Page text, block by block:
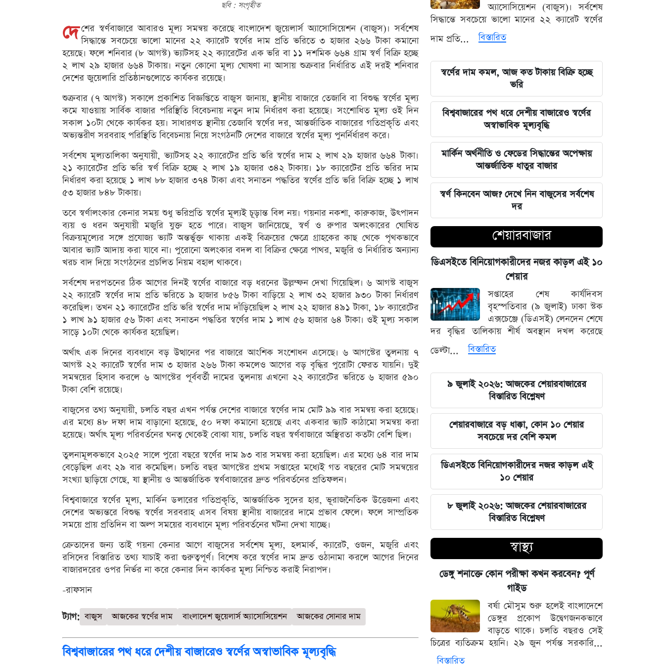
ছবি : সংগৃহীত
দে শের স্বর্ণবাজারে আবারও মূল্য সমন্বয় করেছে বাংলাদেশ জুয়েলার্স অ্যাসোসিয়েশন (বাজুস)। সর্বশেষ
সিদ্ধান্তে সবচেয়ে ভালো মানের ২২ ক্যারেট স্বর্ণের দাম প্রতি ভরিতে ৩ হাজার ২৬৬ টাকা কমানো
হয়েছে। ফলে শনিবার (৮ আগস্ট) ভ্যাটসহ ২২ ক্যারেটের এক ভরি বা ১১ দশমিক ৬৬৪ গ্রাম স্বর্ণ বিক্রি হচ্ছে
২ লাখ ২৯ হাজার ৬৬৪ টাকায়। নতুন কোনো মূল্য ঘোষণা না আসায় শুক্রবার নির্ধারিত এই দরই শনিবার
দেশের জুয়েলারি প্রতিষ্ঠানগুলোতে কার্যকর রয়েছে।
শুক্রবার (৭ আগস্ট) সকালে প্রকাশিত বিজ্ঞপ্তিতে বাজুস জানায়, স্থানীয় বাজারে তেজাবি বা বিশুদ্ধ স্বর্ণের মূল্য
কমে যাওয়ায় সার্বিক বাজার পরিস্থিতি বিবেচনায় নতুন দাম নির্ধারণ করা হয়েছে। সংশোধিত মূল্য ওই দিন
সকাল ১০টা থেকে কার্যকর হয়। সাধারণত স্থানীয় তেজাবি স্বর্ণের দর, আন্তর্জাতিক বাজারের গতিপ্রকৃতি এবং
অভ্যন্তরীণ সরবরাহ পরিস্থিতি বিবেচনায় নিয়ে সংগঠনটি দেশের বাজারে স্বর্ণের মূল্য পুনর্নির্ধারণ করে।
সর্বশেষ মূল্যতালিকা অনুযায়ী, ভ্যাটসহ ২২ ক্যারেটের প্রতি ভরি স্বর্ণের দাম ২ লাখ ২৯ হাজার ৬৬৪ টাকা।
২১ ক্যারেটের প্রতি ভরি স্বর্ণ বিক্রি হচ্ছে ২ লাখ ১৯ হাজার ৩৪২ টাকায়। ১৮ ক্যারেটের প্রতি ভরির দাম
নির্ধারণ করা হয়েছে ১ লাখ ৮৮ হাজার ৩৭৪ টাকা এবং সনাতন পদ্ধতির স্বর্ণের প্রতি ভরি বিক্রি হচ্ছে ১ লাখ
৫৩ হাজার ৮৪৮ টাকায়।
তবে স্বর্ণালংকার কেনার সময় শুধু ভরিপ্রতি স্বর্ণের মূল্যই চূড়ান্ত বিল নয়। গয়নার নকশা, কারুকাজ, উৎপাদন
ব্যয় ও ধরন অনুযায়ী মজুরি যুক্ত হতে পারে। বাজুস জানিয়েছে, স্বর্ণ ও রুপার অলংকারের ঘোষিত
বিক্রয়মূল্যের সঙ্গে প্রযোজ্য ভ্যাট অন্তর্ভুক্ত থাকায় একই বিক্রয়ের ক্ষেত্রে গ্রাহকের কাছ থেকে পৃথকভাবে
আবার ভ্যাট আদায় করা যাবে না। পুরোনো অলংকার বদল বা বিক্রির ক্ষেত্রে পাথর, মজুরি ও নির্ধারিত অন্যান্য
খরচ বাদ দিয়ে সংগঠনের প্রচলিত নিয়ম বহাল থাকবে।
সর্বশেষ দরপতনের ঠিক আগের দিনই স্বর্ণের বাজারে বড় ধরনের উল্লম্ফন দেখা গিয়েছিল। ৬ আগস্ট বাজুস
২২ ক্যারেট স্বর্ণের দাম প্রতি ভরিতে ৯ হাজার ৮৫৬ টাকা বাড়িয়ে ২ লাখ ৩২ হাজার ৯৩০ টাকা নির্ধারণ
করেছিল। তখন ২১ ক্যারেটের প্রতি ভরি স্বর্ণের দাম দাঁড়িয়েছিল ২ লাখ ২২ হাজার ৪৯১ টাকা, ১৮ ক্যারেটের
১ লাখ ৯১ হাজার ৫৬ টাকা এবং সনাতন পদ্ধতির স্বর্ণের দাম ১ লাখ ৫৬ হাজার ৬৪ টাকা। ওই মূল্য সকাল
সাড়ে ১০টা থেকে কার্যকর হয়েছিল।
অর্থাৎ এক দিনের ব্যবধানে বড় উত্থানের পর বাজারে আংশিক সংশোধন এসেছে। ৬ আগস্টের তুলনায় ৭
আগস্ট ২২ ক্যারেট স্বর্ণের দাম ৩ হাজার ২৬৬ টাকা কমলেও আগের বড় বৃদ্ধির পুরোটা ফেরত যায়নি। দুই
সমন্বয়ের হিসাব করলে ৬ আগস্টের পূর্ববর্তী দামের তুলনায় এখনো ২২ ক্যারেটের ভরিতে ৬ হাজার ৫৯০
টাকা বেশি রয়েছে।
বাজুসের তথ্য অনুযায়ী, চলতি বছর এখন পর্যন্ত দেশের বাজারে স্বর্ণের দাম মোট ৯৯ বার সমন্বয় করা হয়েছে।
এর মধ্যে ৪৮ দফা দাম বাড়ানো হয়েছে, ৫০ দফা কমানো হয়েছে এবং একবার ভ্যাট কাঠামো সমন্বয় করা
হয়েছে। অর্থাৎ মূল্য পরিবর্তনের ঘনত্ব থেকেই বোঝা যায়, চলতি বছর স্বর্ণবাজারে অস্থিরতা কতটা বেশি ছিল।
তুলনামূলকভাবে ২০২৫ সালে পুরো বছরে স্বর্ণের দাম ৯৩ বার সমন্বয় করা হয়েছিল। এর মধ্যে ৬৪ বার দাম
বেড়েছিল এবং ২৯ বার কমেছিল। চলতি বছর আগস্টের প্রথম সপ্তাহের মধ্যেই গত বছরের মোট সমন্বয়ের
সংখ্যা ছাড়িয়ে গেছে, যা স্থানীয় ও আন্তর্জাতিক স্বর্ণবাজারের দ্রুত পরিবর্তনের প্রতিফলন।
বিশ্ববাজারে স্বর্ণের মূল্য, মার্কিন ডলারের গতিপ্রকৃতি, আন্তর্জাতিক সুদের হার, ভূরাজনৈতিক উত্তেজনা এবং
দেশের অভ্যন্তরে বিশুদ্ধ স্বর্ণের সরবরাহ এসব বিষয় স্থানীয় বাজারের দামে প্রভাব ফেলে। ফলে সাম্প্রতিক
সময়ে প্রায় প্রতিদিন বা অল্প সময়ের ব্যবধানে মূল্য পরিবর্তনের ঘটনা দেখা যাচ্ছে।
ক্রেতাদের জন্য তাই গয়না কেনার আগে বাজুসের সর্বশেষ মূল্য, হলমার্ক, ক্যারেট, ওজন, মজুরি এবং
রসিদের বিস্তারিত তথ্য যাচাই করা গুরুত্বপূর্ণ। বিশেষ করে স্বর্ণের দাম দ্রুত ওঠানামা করলে আগের দিনের
বাজারদরের ওপর নির্ভর না করে কেনার দিন কার্যকর মূল্য নিশ্চিত করাই নিরাপদ।
-রাফসান
ট্যাগ: বাজুস আজকের স্বর্ণের দাম বাংলাদেশ জুয়েলার্স অ্যাসোসিয়েশন আজকের সোনার দাম
বিশ্ববাজারের পথ ধরে দেশীয় বাজারেও স্বর্ণের অস্বাভাবিক মূল্যবৃদ্ধি
বড় আপডেট জানাল দুদক
যুদ্ধের বড় প্রস্তুতি নিচ্ছে ইরান, আকাশ
প্রতিরক্ষা ও অস্ত্র ব্যবস্থার ব্যাপক
আধুনিকায়ন
চার বিভাগে দুর্যোগপূর্ণ আবহাওয়ার আশঙ্কায়
আবহাওয়া দপ্তরের বিশেষ সতর্কতা
হাসিনাকে মাইক দেওয়ায় ভারতকে
কাঠগড়ায় তুললেন সালাহউদ্দিন
বিশ্ববাজারের পথ ধরে দেশীয় বাজারেও
স্বর্ণের অস্বাভাবিক মূল্যবৃদ্ধি
গ্যাস ও বিদ্যুৎ সংকট মোকাবিলায় নতুন
আশার খবর দিলেন জ্বালানিমন্ত্রী
নদীদূষণ দূর করতে না পারলে ভবিষ্যৎ
প্রজন্মের কাছে জবাব দিতে হবে: প্রধানমন্ত্রী
তারেক রহমান
ফ্যাসিবাদবিরোধী সব শক্তির জাতীয় ঐক্য
বজায় রাখা এখন সময়ের দাবি: মাহদী
আমিন
ইতিহাসের মালিকানা কারও একার নয়, ৫
রহমান লিটল
দেবিদ্বার ম্যানেজিং কমিটির সভাপতি
নির্বাচিত মিজানুর রহমান মাস্টার
জুলাইয়ের চেতনাকে হৃদয়ে ধারণ করতে
হবে, যেন তা হারিয়ে না যায়: ভারপ্রাপ্ত
রাষ্ট্রপতি
ভারত সরকারের আলটিমেটামের মুখে
নতিস্বীকার, ভুল স্বীকার করল মেটা
লঙ্কা প্রিমিয়ার লিগে ভারতীয় কিংবদন্তির
আগমন, মালিকানায় বড় চমক
জুলাই কার-এ নিয়ে বিভাজন করলে অর্জন
হারিয়ে যাবে: স্বরাষ্ট্রমন্ত্রী
আগামী ৪৮ ঘণ্টার আবহাওয়ার চিত্র: ঝোড়ো
বৃষ্টি নিয়ে সতর্কবার্তা
'মানুষ ভোট দিয়ে এমপি বানিয়েছে,
বিএনপিকে সত্য মেনে নিতে হবে': রুমিন
অ্যাসোসিয়েশন (বাজুস)। সর্বশেষ
সিদ্ধান্তে সবচেয়ে ভালো মানের ২২ ক্যারেট স্বর্ণের
দাম প্রতি...
বিস্তারিত
স্বর্ণের দাম কমল, আজ কত টাকায় বিক্রি হচ্ছে
ভরি
বিশ্ববাজারের পথ ধরে দেশীয় বাজারেও স্বর্ণের
অস্বাভাবিক মূল্যবৃদ্ধি
মার্কিন অর্থনীতি ও ফেডের সিদ্ধান্তের অপেক্ষায়
আন্তর্জাতিক ধাতুর বাজার
স্বর্ণ কিনবেন আজ? দেখে নিন বাজুসের সর্বশেষ
দর
শেয়ারবাজার
ডিএসইতে বিনিয়োগকারীদের নজর কাড়ল এই ১০
শেয়ার
সপ্তাহের শেষ কার্যদিবস
বৃহস্পতিবার (৯ জুলাই) ঢাকা স্টক
এক্সচেঞ্জে (ডিএসই) লেনদেন শেষে
দর বৃদ্ধির তালিকায় শীর্ষ অবস্থান দখল করেছে
ডেল্টা...
বিস্তারিত
৯ জুলাই ২০২৬: আজকের শেয়ারবাজারের
বিস্তারিত বিশ্লেষণ
শেয়ারবাজারে বড় ধাক্কা, কোন ১০ শেয়ার
সবচেয়ে দর বেশি কমল
ডিএসইতে বিনিয়োগকারীদের নজর কাড়ল এই
১০ শেয়ার
৮ জুলাই ২০২৬: আজকের শেয়ারবাজারের
বিস্তারিত বিশ্লেষণ
স্বাস্থ্য
ডেঙ্গু শনাক্তে কোন পরীক্ষা কখন করবেন? পূর্ণ
গাইড
বর্ষা মৌসুম শুরু হলেই বাংলাদেশে
ডেঙ্গুর প্রকোপ উদ্বেগজনকভাবে
বাড়তে থাকে। চলতি বছরও সেই
চিত্রের ব্যতিক্রম হয়নি। ২৯ জুন পর্যন্ত সরকারি...
বিস্তারিত